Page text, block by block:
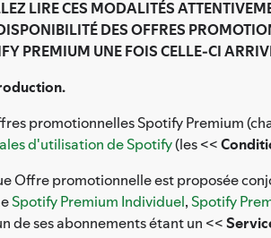
LIRE CES MODALITÉS
DES OFFRES
PREMIUM UNE FOIS CELLE-CI
promotionnelles Spotify Premium
d'utilisation de Spotify(les <<
Offre promotionnelle est proposée
Spotify Premium Individuel, Spotify
de ses abonnements étant un <<